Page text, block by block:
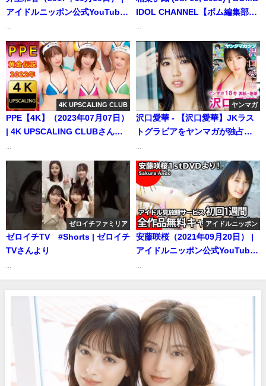
アイドルニッポン公式YouTube
IDOL CHANNEL【ボム編集部公
4K UPSCALING CLUB
PPE【4K】（2023年07月07日）
| 4K UPSCALING CLUBさんよ
ヤンマガ
沢口愛華 - 【沢口愛華】JKラス
トグラビアをヤンマガが独占！
談社ヤンマガchさんより
ゼロイチファミリア
ゼロイチTV #Shorts | ゼロイチ
TVさんより
アイドルニッポン
安藤咲桜（2021年09月20日） |
アイドルニッポン公式YouTube